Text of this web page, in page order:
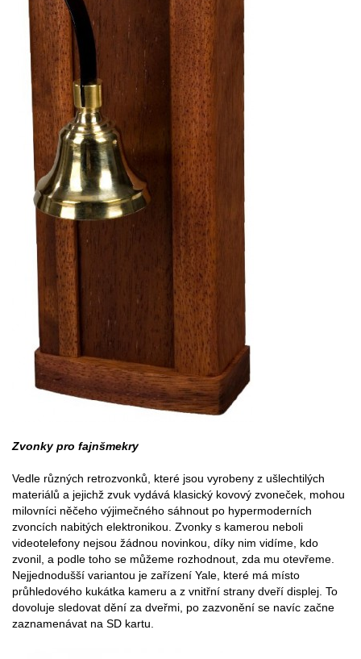
Zvonky pro fajnšmekry
Vedle různých retrozvonků, které jsou vyrobeny z ušlechtilých
materiálů a jejichž zvuk vydává klasický kovový zvoneček, mohou
milovníci něčeho výjimečného sáhnout po hypermoderních
zvoncích nabitých elektronikou. Zvonky s kamerou neboli
videotelefony nejsou žádnou novinkou, díky nim vidíme, kdo
zvonil, a podle toho se můžeme rozhodnout, zda mu otevřeme.
Nejjednodušší variantou je zařízení Yale, které má místo
průhledového kukátka kameru a z vnitřní strany dveří displej. To
dovoluje sledovat dění za dveřmi, po zazvonění se navíc začne
zaznamenávat na SD kartu.